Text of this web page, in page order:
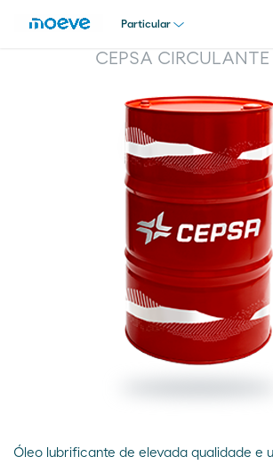
Particular
Empresa
Distribuidor
Transportador
CEPSA
Óleo lubrificante de elevada qualidade e